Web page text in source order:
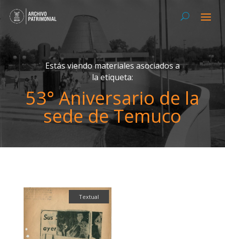
Estás viendo materiales asociados a
la etiqueta:
53° Aniversario de la
sede de Temuco
Textual